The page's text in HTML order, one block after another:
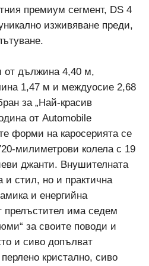
премиум сегмент, DS 4
изживяване преди,
от дължина 4,40 м,
1,47 м и междуосие 2,68
за „Най-красив
от Automobile
форми на каросерията се
милиметрови колела с 19
джанти. Внушителната
и стил, но и практична
и енергийна
прелъстител има седем
за своите поводи и
и сиво допълват
кристално, сиво